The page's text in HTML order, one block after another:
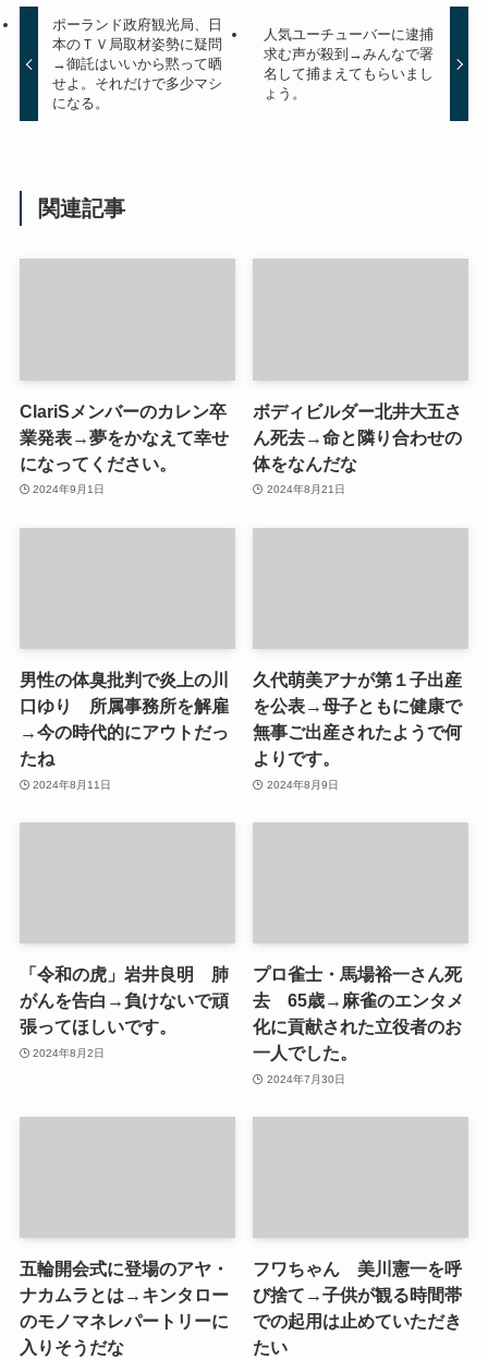
ポーランド政府観光局、日
本のＴＶ局取材姿勢に疑問
→御託はいいから黙って晒
せよ。それだけで多少マシ
になる。
人気ユーチューバーに逮捕
求む声が殺到→みんなで署
名して捕まえてもらいまし
ょう。
関連記事
ClariSメンバーのカレン卒
業発表→夢をかなえて幸せ
になってください。
2024年9月1日
ボディビルダー北井大五さ
ん死去→命と隣り合わせの
体をなんだな
2024年8月21日
男性の体臭批判で炎上の川
口ゆり 所属事務所を解雇
→今の時代的にアウトだっ
たね
2024年8月11日
久代萌美アナが第１子出産
を公表→母子ともに健康で
無事ご出産されたようで何
よりです。
2024年8月9日
「令和の虎」岩井良明 肺
がんを告白→負けないで頑
張ってほしいです。
2024年8月2日
プロ雀士・馬場裕一さん死
去 65歳→麻雀のエンタメ
化に貢献された立役者のお
一人でした。
2024年7月30日
五輪開会式に登場のアヤ・
ナカムラとは→キンタロー
のモノマネレパートリーに
入りそうだな
フワちゃん 美川憲一を呼
び捨て→子供が観る時間帯
での起用は止めていただき
たい